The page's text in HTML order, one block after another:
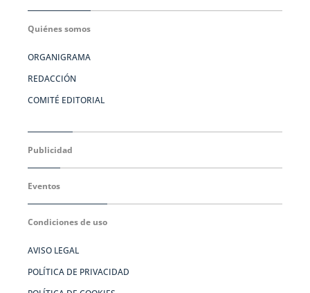
Quiénes somos
ORGANIGRAMA
REDACCIÓN
COMITÉ EDITORIAL
Publicidad
Eventos
Condiciones de uso
AVISO LEGAL
POLÍTICA DE PRIVACIDAD